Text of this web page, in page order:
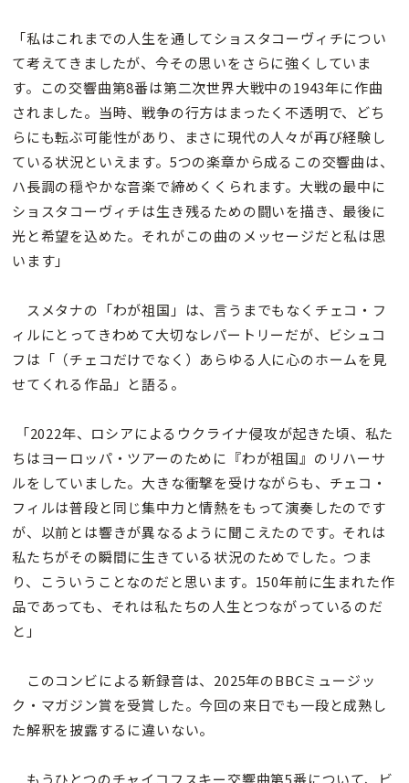
「私はこれまでの人生を通してショスタコーヴィチについ
て考えてきましたが、今その思いをさらに強くしていま
す。この交響曲第8番は第二次世界大戦中の1943年に作曲
されました。当時、戦争の行方はまったく不透明で、どち
らにも転ぶ可能性があり、まさに現代の人々が再び経験し
ている状況といえます。5つの楽章から成るこの交響曲は、
ハ長調の穏やかな音楽で締めくくられます。大戦の最中に
ショスタコーヴィチは生き残るための闘いを描き、最後に
光と希望を込めた。それがこの曲のメッセージだと私は思
います」
スメタナの「わが祖国」は、言うまでもなくチェコ・フ
ィルにとってきわめて大切なレパートリーだが、ビシュコ
フは「（チェコだけでなく）あらゆる人に心のホームを見
せてくれる作品」と語る。
「2022年、ロシアによるウクライナ侵攻が起きた頃、私た
ちはヨーロッパ・ツアーのために『わが祖国』のリハーサ
ルをしていました。大きな衝撃を受けながらも、チェコ・
フィルは普段と同じ集中力と情熱をもって演奏したのです
が、以前とは響きが異なるように聞こえたのです。それは
私たちがその瞬間に生きている状況のためでした。つま
り、こういうことなのだと思います。150年前に生まれた作
品であっても、それは私たちの人生とつながっているのだ
と」
このコンビによる新録音は、2025年のBBCミュージッ
ク・マガジン賞を受賞した。今回の来日でも一段と成熟し
た解釈を披露するに違いない。